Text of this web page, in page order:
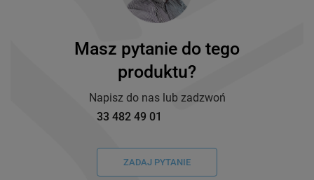
Masz pytanie do tego
produktu?
Napisz do nas lub zadzwoń
33 482 49 01
ZADAJ PYTANIE